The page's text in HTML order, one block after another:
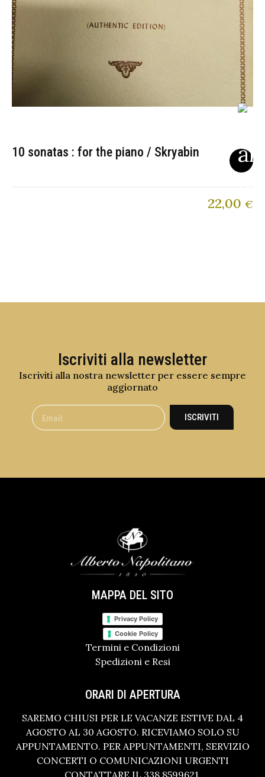
10 sonatas : for the piano / Skryabin
22,00 €
Iscriviti alla newsletter
Iscriviti alla nostra newsletter per essere sempre
aggiornato
ISCRIVITI
MAPPA DEL SITO
Privacy Policy
Cookie Policy
Termini e Condizioni
Spedizioni e Resi
ORARI DI APERTURA
SAREMO CHIUSI PER LE VACANZE ESTIVE DAL 4
AGOSTO AL 30 AGOSTO. RICEVIAMO SOLO SU
APPUNTAMENTO. PER APPUNTAMENTI, SERVIZIO
CONCERTI O COMUNICAZIONI URGENTI
CONTATTARE IL 338 8599621.